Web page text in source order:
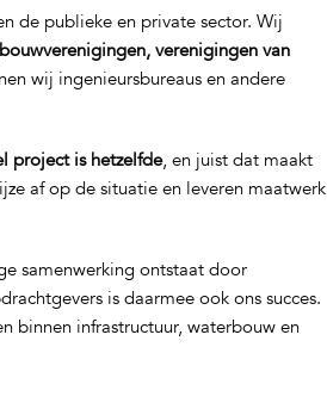
de publieke en private sector. Wij
verenigingen van
wij ingenieursbureaus en andere
project is hetzelfde, en juist dat maakt
af op de situatie en leveren maatwerk
samenwerking ontstaat door
is daarmee ook ons succes.
binnen infrastructuur, waterbouw en